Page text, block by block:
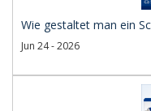
Wie gestaltet man ein
Jun 24 - 2026